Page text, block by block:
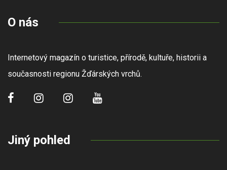
O nás
Internetový magazín o turistice, přírodě, kultuře, historii a
současnosti regionu Žďárských vrchů.
Jiný pohled